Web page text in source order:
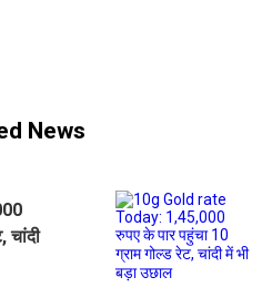
News
चांदी